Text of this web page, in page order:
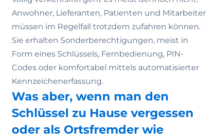
Anwohner, Lieferanten, Patienten und Mitarbeiter
müssen im Regelfall trotzdem zufahren können.
Sie erhalten Sonderberechtigungen, meist in
Form eines Schlüssels, Fernbedienung, PIN-
Codes oder komfortabel mittels automatisierter
Kennzeichenerfassung.
Was aber, wenn man den
Schlüssel zu Hause vergessen
oder als Ortsfremder wie